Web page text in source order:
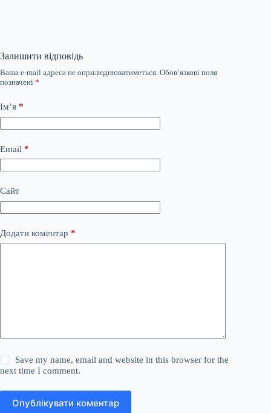
Залишити відповідь
Ваша e-mail адреса не оприлюднюватиметься. Обов’язкові поля
позначені *
Ім’я *
Email *
Сайт
Додати коментар *
Save my name, email and website in this browser for the
next time I comment.
Опублікувати коментар